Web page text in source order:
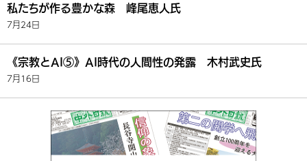
私たちが作る豊かな森 峰尾恵人氏
7月24日
《宗教とAI⑤》AI時代の人間性の発露 木村武史氏
7月16日